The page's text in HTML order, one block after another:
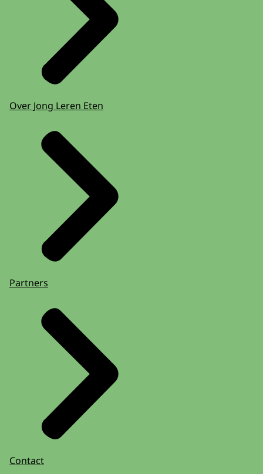
Over Jong Leren Eten
Partners
Contact